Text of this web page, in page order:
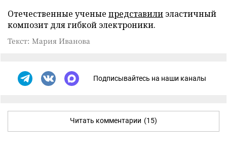
Отечественные ученые представили эластичный
композит для гибкой электроники.
Текст: Мария Иванова
Подписывайтесь на наши каналы
Читать комментарии (15)